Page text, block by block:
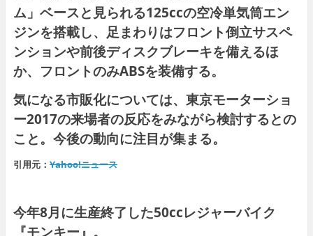
ム」ベースと見られる125ccの空冷単気筒エン
ジンを搭載し、足まわりはフロント倒立サスペ
ンションや前後ディスクブレーキを備えるほ
か、フロントのみABSを装備する。
気になる市販化については、東京モーターショ
ー2017の来場者の反応をみながら検討するとの
こと。今後の動向に注目が集まる。
引用元： Yahoo!ニュース
今年8月に生産終了した50ccレジャーバイク
『モンキー』。